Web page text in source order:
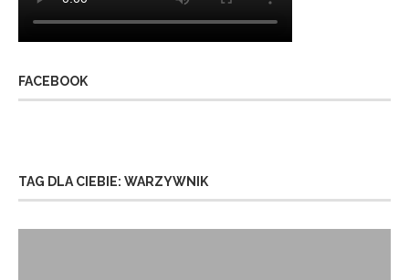
FACEBOOK
TAG DLA CIEBIE: WARZYWNIK